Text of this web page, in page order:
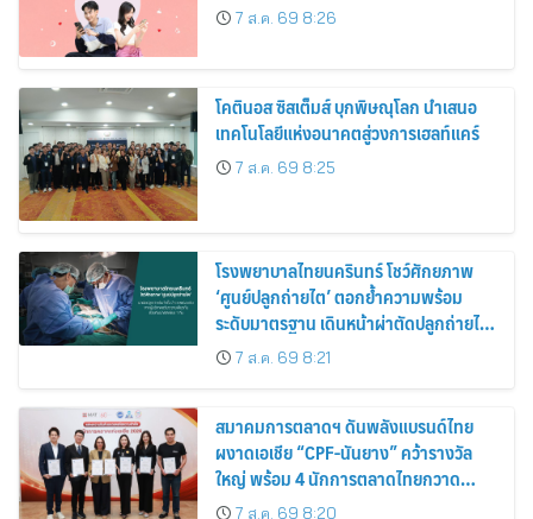
7 ส.ค. 69 8:26
โคตินอส ซิสเต็มส์ บุกพิษณุโลก นำเสนอ
เทคโนโลยีแห่งอนาคตสู่วงการเฮลท์แคร์
7 ส.ค. 69 8:25
โรงพยาบาลไทยนครินทร์ โชว์ศักยภาพ
‘ศูนย์ปลูกถ่ายไต’ ตอกย้ำความพร้อม
ระดับมาตรฐาน เดินหน้าผ่าตัดปลูกถ่ายไต
สำเร็จ 2 รายพร้อมกัน จากผู้บริจาคอวัยวะ
รายเดียวกัน
7 ส.ค. 69 8:21
สมาคมการตลาดฯ ดันพลังแบรนด์ไทย
ผงาดเอเชีย “CPF-นันยาง” คว้ารางวัล
ใหญ่ พร้อม 4 นักการตลาดไทยกวาด
รางวัลบุคคลเวที AMF AMEA & YWN
7 ส.ค. 69 8:20